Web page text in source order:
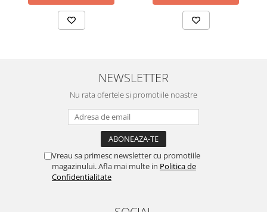
NEWSLETTER
Nu rata ofertele si promotiile noastre
Vreau sa primesc newsletter cu promotiile
magazinului. Afla mai multe in Politica de
Confidentialitate